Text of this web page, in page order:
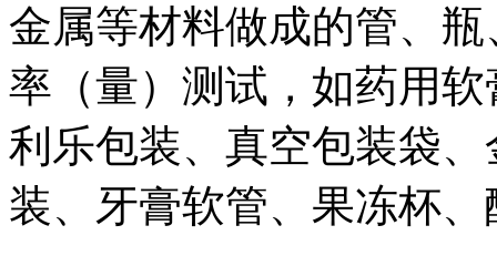
金属等材料做成的管、
率（量）测试，如药用
利乐包装、真空包装袋
装、牙膏软管、果冻杯